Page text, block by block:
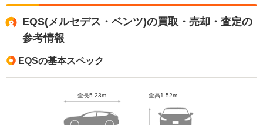
EQS(メルセデス・ベンツ)の買取・売却・査定の
参考情報
EQSの基本スペック
全長5.23m 全高1.52m